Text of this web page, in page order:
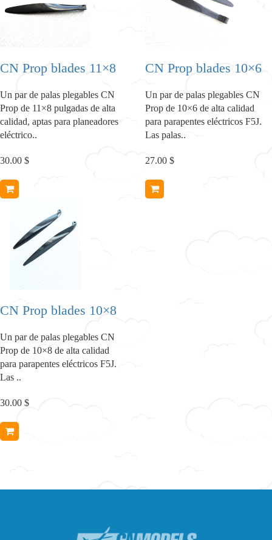
CN Prop blades 11×8
Un par de palas plegables CN
Prop de 11×8 pulgadas de alta
calidad, aptas para planeadores
eléctrico..
30.00 $
CN Prop blades 10×6
Un par de palas plegables CN
Prop de 10×6 de alta calidad
para parapentes eléctricos F5J.
Las palas..
27.00 $
CN Prop blades 10×8
Un par de palas plegables CN
Prop de 10×8 de alta calidad
para parapentes eléctricos F5J.
Las ..
30.00 $